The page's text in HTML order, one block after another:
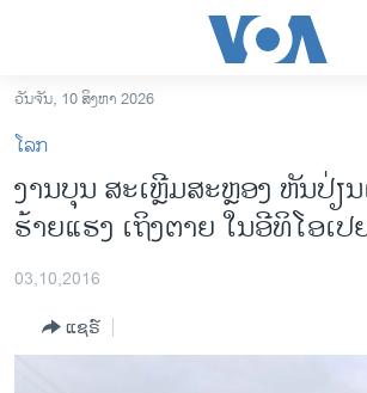
ເຂົ້າ
ຫາ
ຂ້າມ
ຂ້າມ
ຫາ
ອາເມຣິກາ
ຂ່າວ​ຈີນ
ໂລກ
ວັນຈັນ, 10 ສິງຫາ 2026
ໂລກ
ງານບຸນ ສະເຫຼີມສະຫຼອງ ຫັນປ່ຽ
ຮ້າຍແຮງ ເຖິງຕາຍ ໃນອີທິໂອເປ
03,10,2016
ແຊຣ໌